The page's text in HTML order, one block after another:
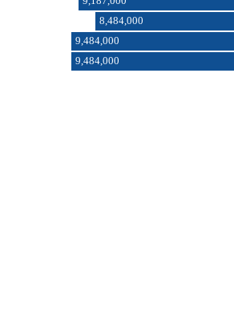
8,484,000
9,484,000
9,484,000